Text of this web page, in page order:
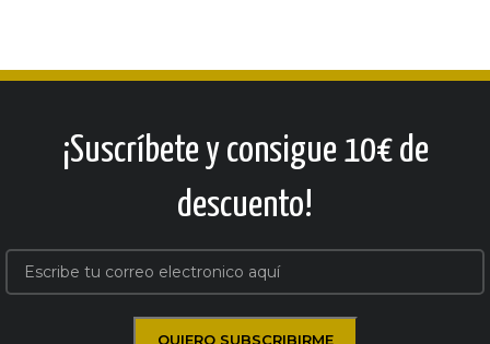
¡Suscríbete y consigue 10€ de
descuento!